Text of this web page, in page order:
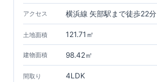
アクセス 横浜線 矢部駅まで徒歩22分
土地面積 121.71㎡
建物面積 98.42㎡
間取り 4LDK